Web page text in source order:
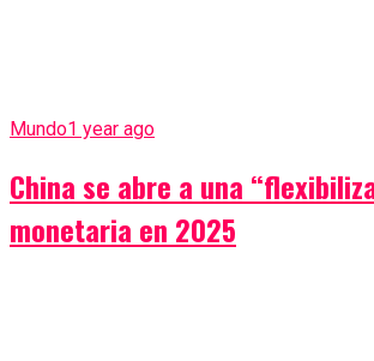
Mundo1 year ago
China se abre a una
monetaria en 2025